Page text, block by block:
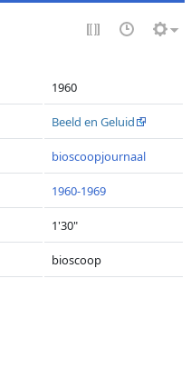
1960
Beeld en Geluid
bioscoopjournaal
1960-1969
1'30"
bioscoop